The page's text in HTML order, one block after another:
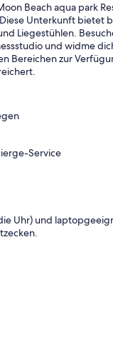
Beach aqua park
Unterkunft bietet
Liegestühlen.
und widme
Bereichen zur
Service
Uhr) und